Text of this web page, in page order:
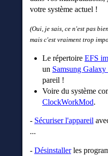
votre système actuel !
(Oui, je sais, ce n'est pas
mais c'est vraiment trop
Le répertoire EFS
un Samsung
pareil !
Voire du système
ClockWorkMod.
- Sécuriser l'appareil
...
- Désinstallerles